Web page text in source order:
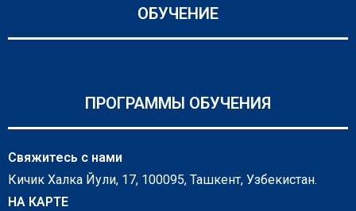
ОБУЧЕНИЕ
ПРОГРАММЫ ОБУЧЕНИЯ
Свяжитесь с нами
Кичик Халка Йули, 17, 100095, Ташкент, Узбекистан.
НА КАРТЕ